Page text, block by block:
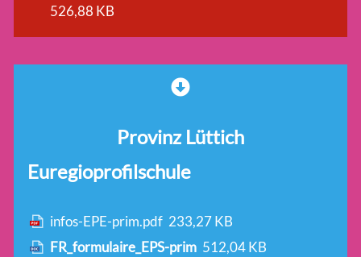
526,88 KB
Provinz Lüttich
Euregioprofilschule
infos-EPE-prim.pdf 233,27 KB
FR_formulaire_EPS-prim 512,04 KB